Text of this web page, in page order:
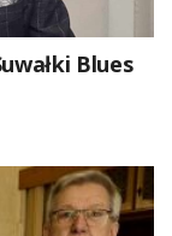
Blues